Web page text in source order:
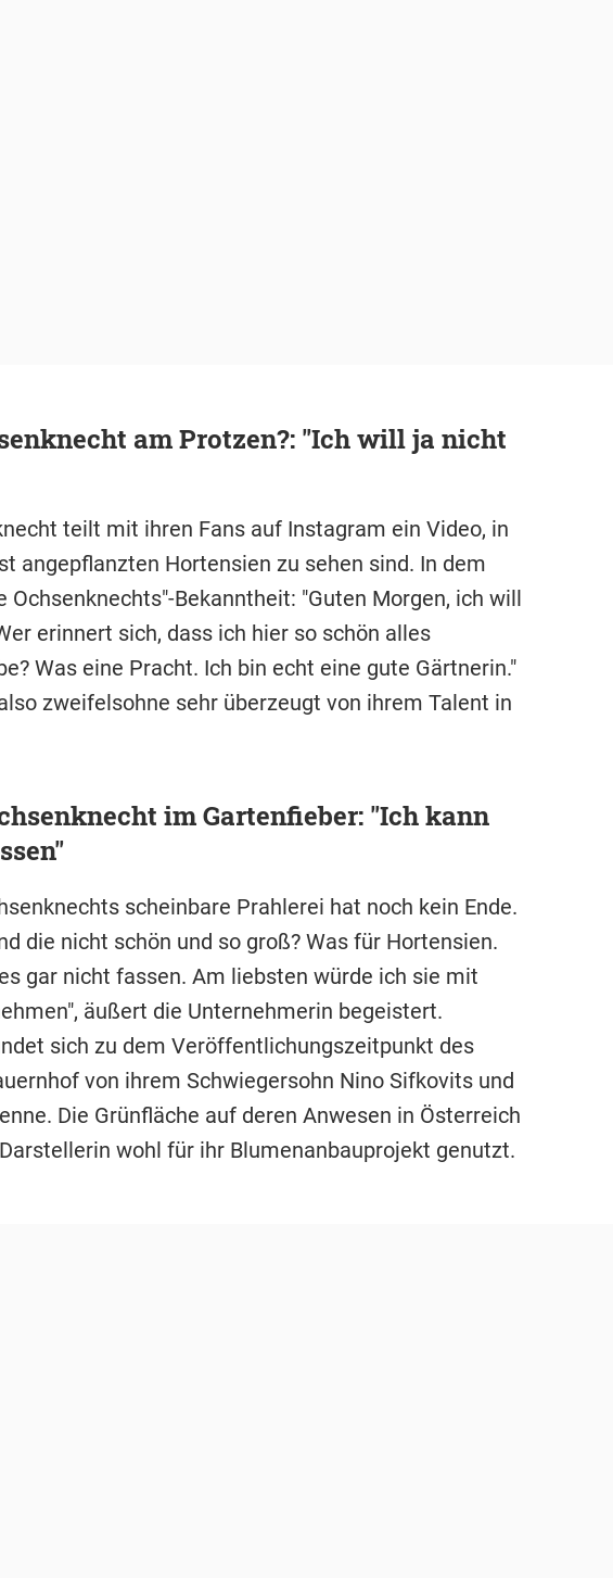
am Protzen?: "Ich will ja nicht
teilt mit ihren Fans auf Instagram ein Video, in
angepflanzten Hortensien zu sehen sind. In dem
Ochsenknechts"-Bekanntheit: "Guten Morgen, ich will
erinnert sich, dass ich hier so schön alles
Was eine Pracht. Ich bin echt eine gute Gärtnerin."
zweifelsohne sehr überzeugt von ihrem Talent in
im Gartenfieber: "Ich kann
scheinbare Prahlerei hat noch kein Ende.
die nicht schön und so groß? Was für Hortensien.
gar nicht fassen. Am liebsten würde ich sie mit
äußert die Unternehmerin begeistert.
sich zu dem Veröffentlichungszeitpunkt des
von ihrem Schwiegersohn Nino Sifkovits und
Die Grünfläche auf deren Anwesen in Österreich
wohl für ihr Blumenanbauprojekt genutzt.